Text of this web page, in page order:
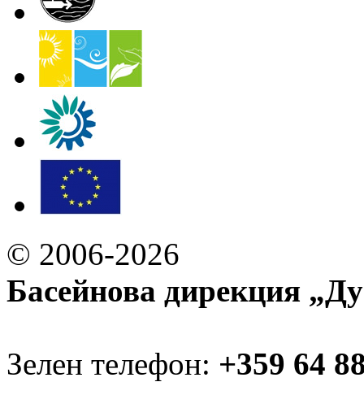
© 2006-2026
Басейнова дирекция
Зелен телефон: +359 64